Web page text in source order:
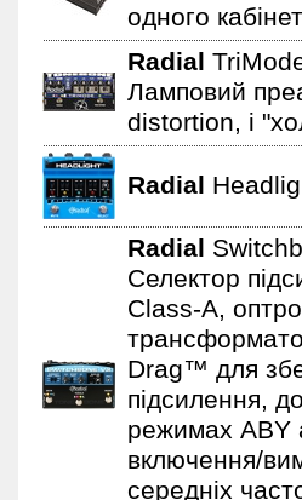
одного
Radial
Ламповий
distortion, і
Radial
Radial
Селектор
Class-A,
Drag™ для
підсилення,
режимах ABY
включення/
середніх